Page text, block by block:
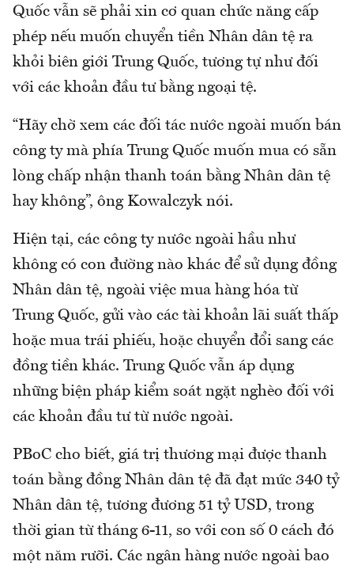
Quốc vẫn sẽ phải xin cơ quan chức năng cấp
phép nếu muốn chuyển tiền Nhân dân tệ ra
khỏi biên giới Trung Quốc, tương tự như đối
với các khoản đầu tư bằng ngoại tệ.
“Hãy chờ xem các đối tác nước ngoài muốn bán
công ty mà phía Trung Quốc muốn mua có sẵn
lòng chấp nhận thanh toán bằng Nhân dân tệ
hay không”, ông Kowalczyk nói.
Hiện tại, các công ty nước ngoài hầu như
không có con đường nào khác để sử dụng đồng
Nhân dân tệ, ngoài việc mua hàng hóa từ
Trung Quốc, gửi vào các tài khoản lãi suất thấp
hoặc mua trái phiếu, hoặc chuyển đổi sang các
đồng tiền khác. Trung Quốc vẫn áp dụng
những biện pháp kiểm soát ngặt nghèo đối với
các khoản đầu tư từ nước ngoài.
PBoC cho biết, giá trị thương mại được thanh
toán bằng đồng Nhân dân tệ đã đạt mức 340 tỷ
Nhân dân tệ, tương đương 51 tỷ USD, trong
thời gian từ tháng 6-11, so với con số 0 cách đó
một năm rưỡi. Các ngân hàng nước ngoài bao